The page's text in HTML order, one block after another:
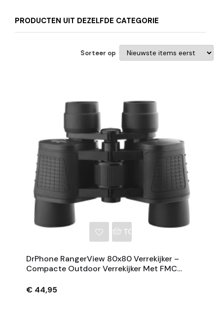
PRODUCTEN UIT DEZELFDE CATEGORIE
Sorteer op
TOEVOEGEN AAN
DrPhone RangerView 80x80 Verrekijker –
Compacte Outdoor Verrekijker Met FMC
€ 44,95